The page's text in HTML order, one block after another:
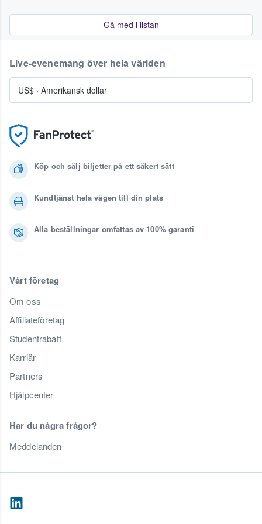
Gå med i listan
Köp och sälj biljetter på ett säkert sätt
Kundtjänst hela vägen till din plats
Alla beställningar omfattas av 100% garanti
Vårt företag
Om oss
Affiliateföretag
Studentrabatt
Karriär
Partners
Hjälpcenter
Har du några frågor?
Meddelanden
Live-evenemang över hela världen
US$ · Amerikansk dollar